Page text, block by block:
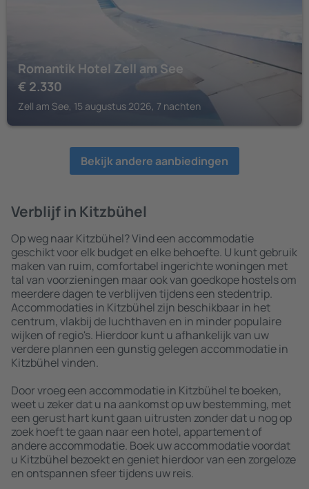
Romantik Hotel Zell am See
€ 2.330
Zell am See, 15 augustus 2026, 7 nachten
Bekijk andere aanbiedingen
Verblijf in Kitzbühel
Op weg naar Kitzbühel? Vind een accommodatie
geschikt voor elk budget en elke behoefte. U kunt gebruik
maken van ruim, comfortabel ingerichte woningen met
tal van voorzieningen maar ook van goedkope hostels om
meerdere dagen te verblijven tijdens een stedentrip.
Accommodaties in Kitzbühel zijn beschikbaar in het
centrum, vlakbij de luchthaven en in minder populaire
wijken of regio's. Hierdoor kunt u afhankelijk van uw
verdere plannen een gunstig gelegen accommodatie in
Kitzbühel vinden.
Door vroeg een accommodatie in Kitzbühel te boeken,
weet u zeker dat u na aankomst op uw bestemming, met
een gerust hart kunt gaan uitrusten zonder dat u nog op
zoek hoeft te gaan naar een hotel, appartement of
andere accommodatie. Boek uw accommodatie voordat
u Kitzbühel bezoekt en geniet hierdoor van een zorgeloze
en ontspannen sfeer tijdens uw reis.